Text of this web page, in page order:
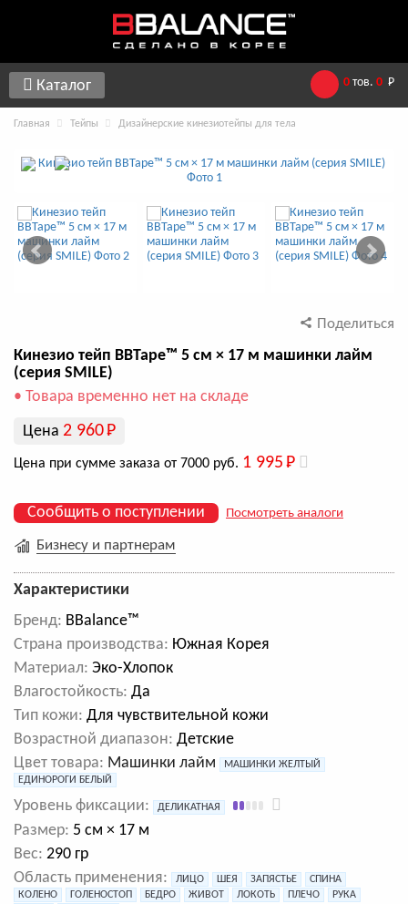
Каталог 0 тов. 0 Р
Главная Тейпы Дизайнерские кинезиотейпы для тела
Поделиться
Кинезио тейп BBTape™ 5 см × 17 м машинки лайм
(серия SMILE)
• Товара временно нет на складе
Цена 2 960Р
Цена при сумме заказа от 7000 руб. 1 995 Р
Сообщить о поступлении Посмотреть аналоги
Бизнесу и партнерам
Характеристики
Бренд: BBalance™
Cтрана производства: Южная Корея
Материал: Эко-Хлопок
Влагостойкость: Да
Тип кожи: Для чувствительной кожи
Возрастной диапазон: Детские
Цвет товара: Машинки лайм
МАШИНКИ ЖЕЛТЫЙ
ЕДИНОРОГИ БЕЛЫЙ
Уровень фиксации: ДЕЛИКАТНАЯ
Размер: 5 см × 17 м
Вес: 290 гр
Область применения:
ЛИЦО ШЕЯ ЗАПЯСТЬЕ
СПИНА
КОЛЕНО
ГОЛЕНОСТОП БЕДРО ЖИВОТ ЛОКОТЬ ПЛЕЧО
РУКА